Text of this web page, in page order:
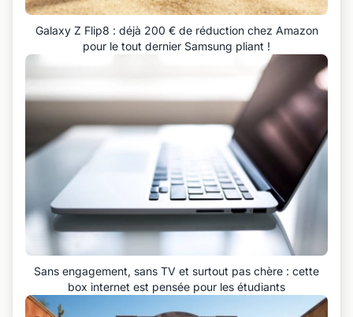
Galaxy Z Flip8 : déjà 200 € de réduction chez Amazon
pour le tout dernier Samsung pliant !
Sans engagement, sans TV et surtout pas chère : cette
box internet est pensée pour les étudiants